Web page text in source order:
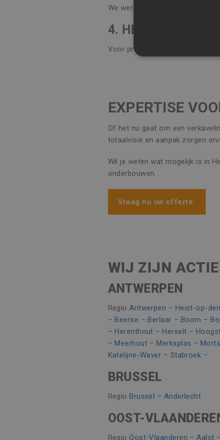
We werken met moderne
4. HEB IK OOK
Voor projecten in Herent
EXPERTISE
Of het nu gaat om een
totaalvisie en aanpak zorgen
Wil je weten wat mogelijk is in
onderbouwen.
Vraag nu uw offerte
WIJ ZIJN
ANTWERPEN
RegioAntwerpen – Heist-op-
–Beerse –Berlaar – Boom –
–Herenthout –Herselt –
–Meerhout –Merksplas –
Katelijne-Waver – Stabroek –
BRUSSEL
RegioBrussel – Anderlecht
OOST-
RegioOost-Vlaanderen –Aalst –
STRIKT
Strikt noodzakelijke
Naam
CookieScriptConsent
_ga
_gid
Google LLC
.bing.com
MR
Microsoft
Corporation
.c.clarity.ms
CLID
MUID
.clarity.ms
_gcl_au
Google LLC
_clck Google Privacy